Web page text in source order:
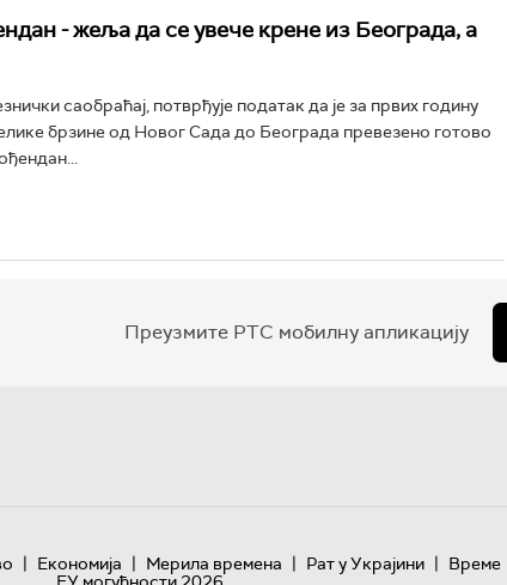
- жеља да се увече крене из Београда, а
саобраћај, потврђује податак да је за првих годину
брзине од Новог Сада до Београда превезено готово
Преузмите РТС мобилну апликацију
| Економија | Мерила времена | Рат у Украјини | Време